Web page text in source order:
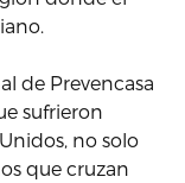
de Prevencasa
sufrieron
no solo
que cruzan